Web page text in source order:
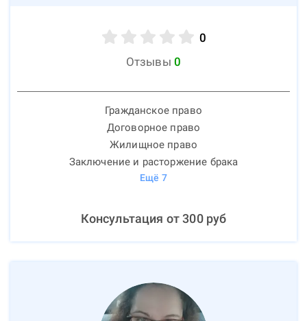
0
Отзывы 0
Гражданское право
Договорное право
Жилищное право
Заключение и расторжение брака
Ещё 7
Консультация от300руб